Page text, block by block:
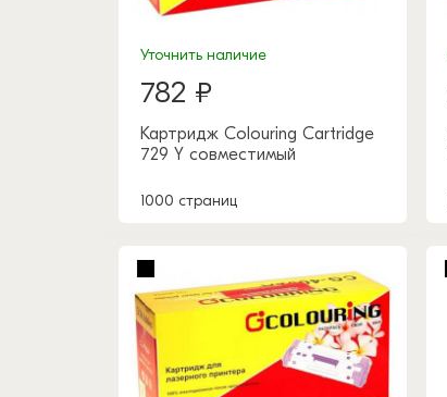
Уточнить наличие
782 ₽
Картридж Colouring Cartridge
729 Y совместимый
1000 страниц